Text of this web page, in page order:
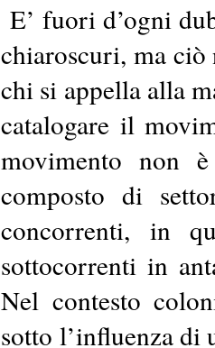
E’ fuori d’ogni
chiaroscuri, ma
chi si appella alla
catalogare il
movimento non
composto di
concorrenti, in
sottocorrenti in
Nel contesto
sotto l’influenza di